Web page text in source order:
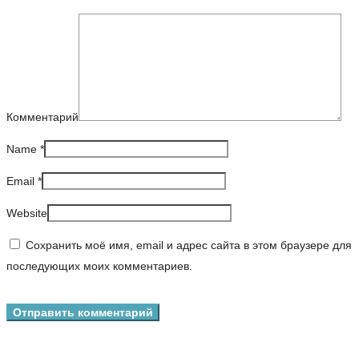
Комментарий
Name *
Email *
Website
Сохранить моё имя, email и адрес сайта в этом браузере для
последующих моих комментариев.